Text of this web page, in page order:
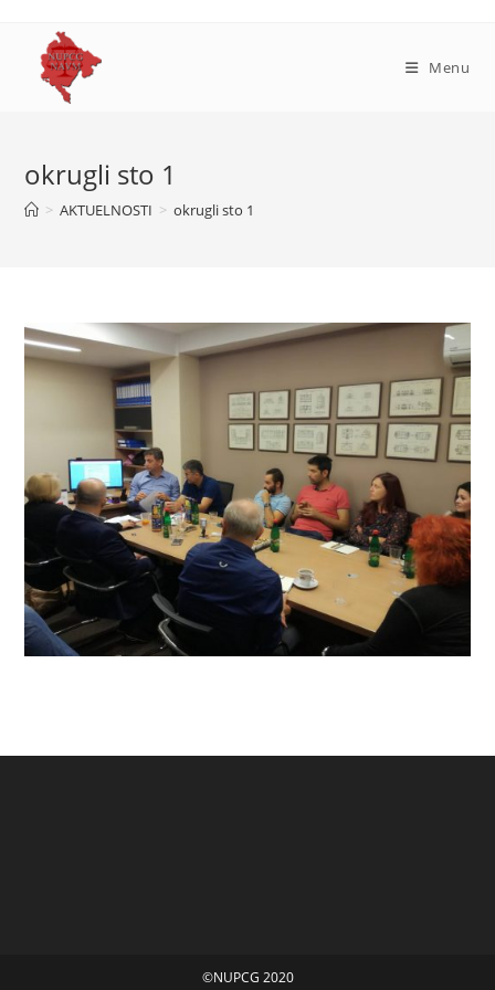
content
Menu
okrugli sto 1
> AKTUELNOSTI > okrugli sto 1
©NUPCG 2020